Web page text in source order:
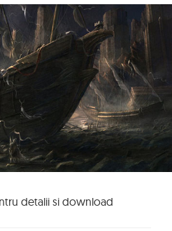
detalii si download